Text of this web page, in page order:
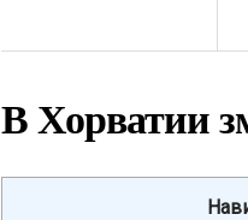
В Хорватии